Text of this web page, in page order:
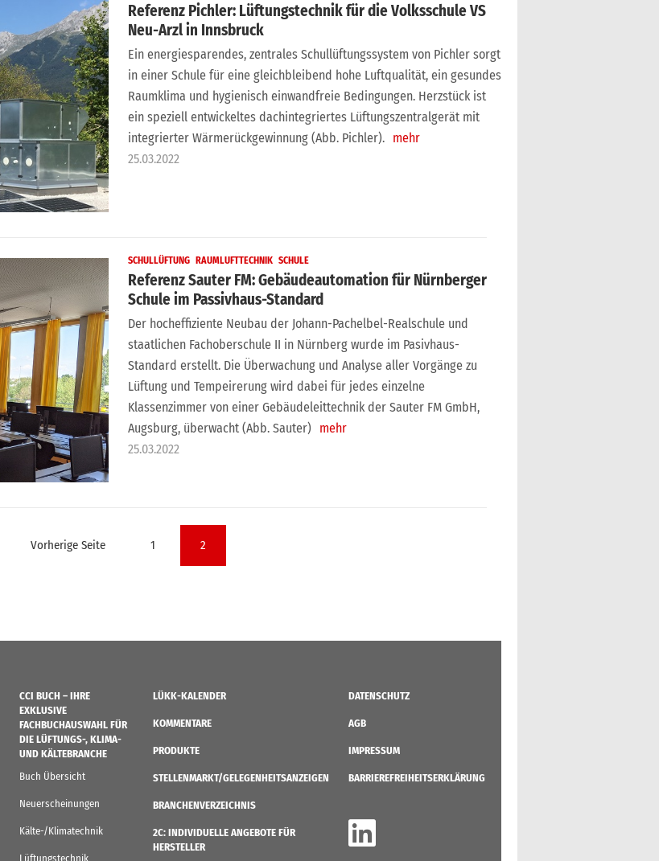
Referenz Pichler: Lüftungstechnik für die Volksschule VS
Neu-Arzl in Innsbruck
Ein energiesparendes, zentrales Schullüftungssystem von Pichler sorgt
in einer Schule für eine gleichbleibend hohe Luftqualität, ein gesundes
Raumklima und hygienisch einwandfreie Bedingungen. Herzstück ist
ein speziell entwickeltes dachintegriertes Lüftungszentralgerät mit
integrierter Wärmerückgewinnung (Abb. Pichler). mehr
25.03.2022
SCHULLÜFTUNG RAUMLUFTTECHNIK SCHULE
Referenz Sauter FM: Gebäudeautomation für Nürnberger
Schule im Passivhaus-Standard
Der hocheffiziente Neubau der Johann-Pachelbel-Realschule und
staatlichen Fachoberschule II in Nürnberg wurde im Pasivhaus-
Standard erstellt. Die Überwachung und Analyse aller Vorgänge zu
Lüftung und Tempeirerung wird dabei für jedes einzelne
Klassenzimmer von einer Gebäudeleittechnik der Sauter FM GmbH,
Augsburg, überwacht (Abb. Sauter) mehr
25.03.2022
Vorherige Seite 1 2
CCI BUCH – IHRE
EXKLUSIVE
FACHBUCHAUSWAHL FÜR
DIE LÜFTUNGS-, KLIMA-
UND KÄLTEBRANCHE
Buch Übersicht
Neuerscheinungen
Kälte-/Klimatechnik
Lüftungstechnik
LÜKK-KALENDER
KOMMENTARE
PRODUKTE
STELLENMARKT/GELEGENHEITSANZEIGEN
BRANCHENVERZEICHNIS
2C: INDIVIDUELLE ANGEBOTE FÜR
HERSTELLER
DATENSCHUTZ
AGB
IMPRESSUM
BARRIEREFREIHEITSERKLÄRUNG